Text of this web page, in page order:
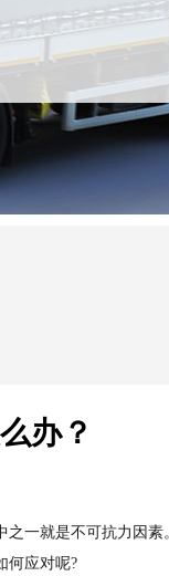
办？
一就是不可抗力因
何应对呢?